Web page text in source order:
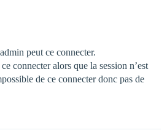
peut ce connecter.
connecter alors que la session n’est
de ce connecter donc pas de